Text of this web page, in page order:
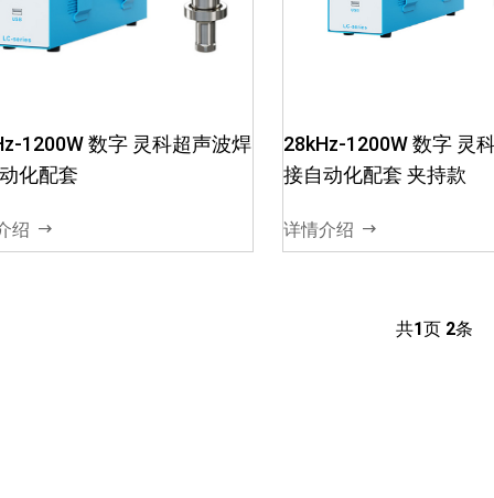
1200W 数字 灵科超声波焊
化配套
绍
28kHz-1200W 数字 灵
接自动化配套 夹持款
详情介绍
共1页 2条